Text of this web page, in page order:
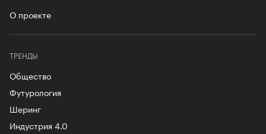
О проекте
ТРЕНДЫ
Общество
Футурология
Шеринг
Индустрия 4.0